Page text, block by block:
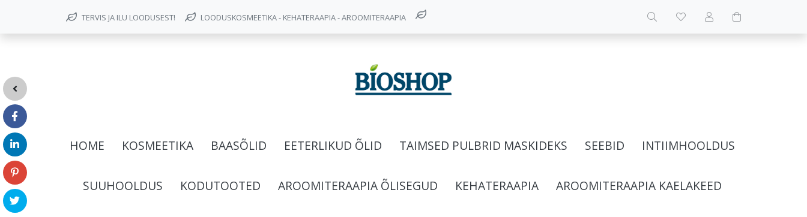
TERVIS JA ILU LOODUSEST! LOODUSKOSMEETIKA - KEHATERAAPIA - AROOMITERAAPIA
HOME KOSMEETIKA BAASÕLID EETERLIKUD ÕLID TAIMSED PULBRID MASKIDEKS SEEBID INTIIMHOOLDUS
SUUHOOLDUS KODUTOOTED AROOMITERAAPIA ÕLISEGUD KEHATERAAPIA AROOMITERAAPIA KAELAKEED